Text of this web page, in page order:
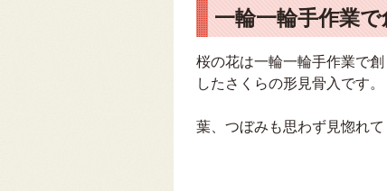
一輪一輪手作業
桜の花は一輪一輪手作業で
したさくらの形見骨入です。
葉、つぼみも思わず見惚れて